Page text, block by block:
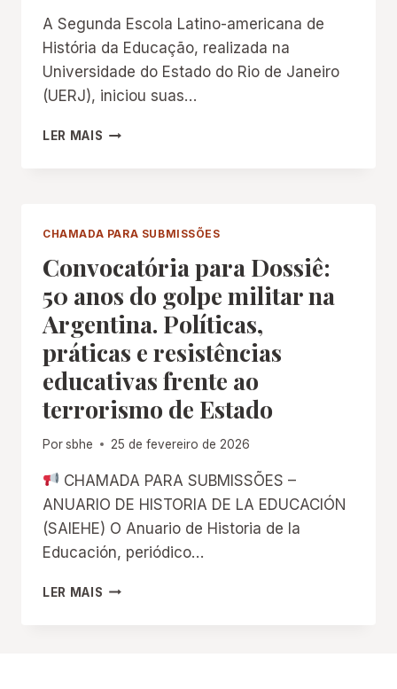
A Segunda Escola Latino-americana de
História da Educação, realizada na
Universidade do Estado do Rio de Janeiro
(UERJ), iniciou suas…
LER MAIS SEGUNDA
EDUCAÇÃO
CHAMADA PARA SUBMISSÕES
Convocatória para Dossiê:
50 anos do golpe militar na
Argentina. Políticas,
práticas e resistências
educativas frente ao
terrorismo de Estado
Porsbhe 25 de fevereiro de 2026
CHAMADA PARA SUBMISSÕES –
ANUARIO DE HISTORIA DE LA EDUCACIÓN
(SAIEHE) O Anuario de Historia de la
Educación, periódico…
LER MAIS CONVOCATÓRIA